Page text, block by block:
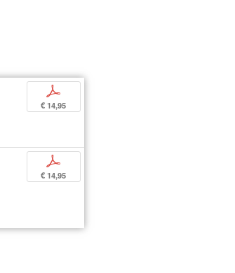
p
€ 14,95
p
€ 14,95